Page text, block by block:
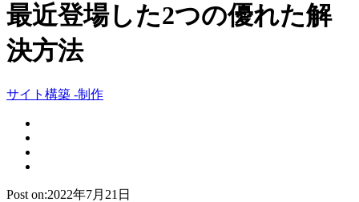
最近登場した2つの優れた解
決方法
サイト構築 -制作
Post on:2022年7月21日